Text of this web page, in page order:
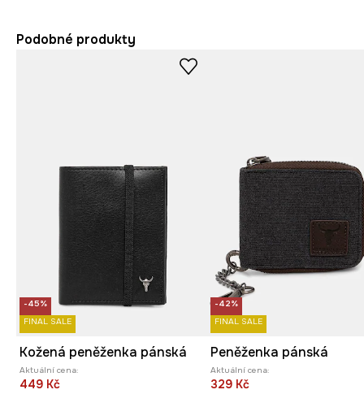
Podobné produkty
-45%
FINAL SALE
Kožená peněženka pánská
Aktuální cena:
449 Kč
-42%
FINAL SALE
Peněženka pánská
Aktuální cena:
329 Kč